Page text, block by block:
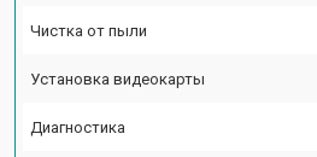
Чистка от пыли
Установка видеокарты
Диагностика